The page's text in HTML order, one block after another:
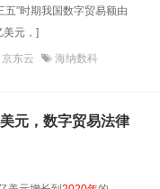
”时期我国数字贸易额由
美元，]
京东云 海纳数科
元，数字贸易法律